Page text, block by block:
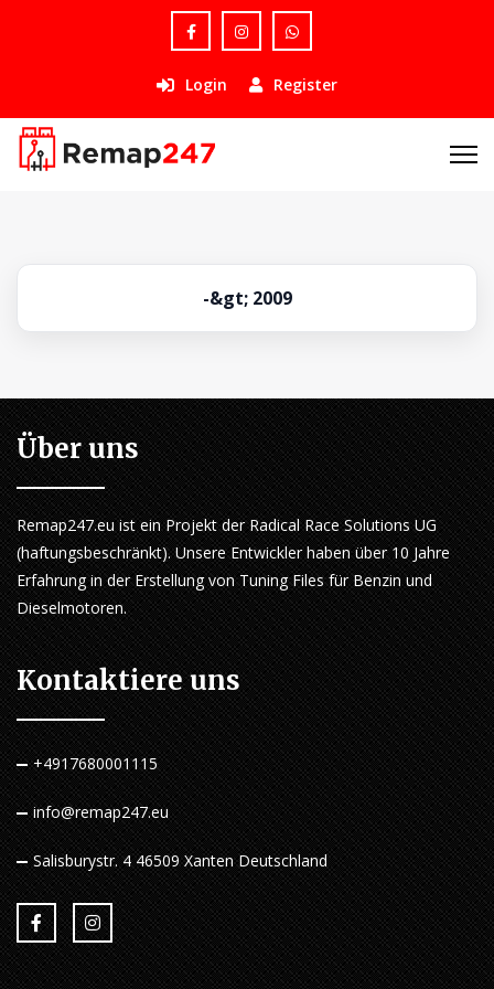
Login Register
-&gt; 2009
Über uns
Remap247.eu ist ein Projekt der Radical Race Solutions UG
(haftungsbeschränkt). Unsere Entwickler haben über 10 Jahre
Erfahrung in der Erstellung von Tuning Files für Benzin und
Dieselmotoren.
Kontaktiere uns
+4917680001115
info@remap247.eu
Salisburystr. 4 46509 Xanten Deutschland